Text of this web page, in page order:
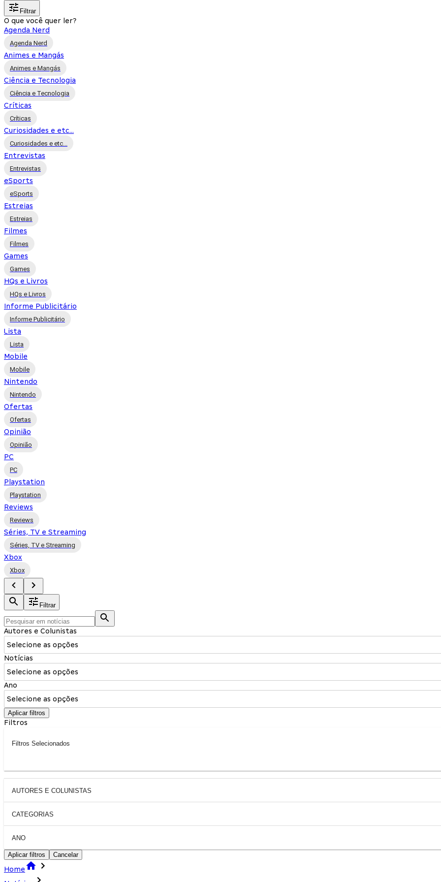
Filtrar
O que você quer ler?
Agenda Nerd
Agenda Nerd
Animes e Mangás
Animes e Mangás
Ciência e Tecnologia
Ciência e Tecnologia
Críticas
Críticas
Curiosidades e etc...
Curiosidades e etc...
Entrevistas
Entrevistas
eSports
eSports
Estreias
Estreias
Filmes
Filmes
Games
Games
HQs e Livros
HQs e Livros
Informe Publicitário
Informe Publicitário
Lista
Lista
Mobile
Mobile
Nintendo
Nintendo
Ofertas
Ofertas
Opinião
Opinião
PC
PC
Playstation
Playstation
Reviews
Reviews
Séries, TV e Streaming
Séries, TV e Streaming
Xbox
Xbox
Filtrar
Autores e Colunistas
Selecione as opções
Notícias
Selecione as opções
Ano
Selecione as opções
Aplicar filtros
Filtros
Filtros Selecionados
AUTORES E COLUNISTAS
CATEGORIAS
ANO
Aplicar filtros Cancelar
Home